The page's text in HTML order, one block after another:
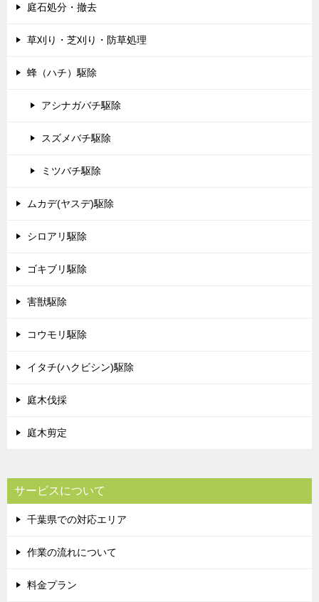
庭石処分・撤去
草刈り・芝刈り・防草処理
蜂（ハチ）駆除
アシナガバチ駆除
スズメバチ駆除
ミツバチ駆除
ムカデ(ヤスデ)駆除
シロアリ駆除
ゴキブリ駆除
害獣駆除
コウモリ駆除
イタチ(ハクビシン)駆除
庭木伐採
庭木剪定
サービスについて
千葉県での対応エリア
作業の流れについて
料金プラン